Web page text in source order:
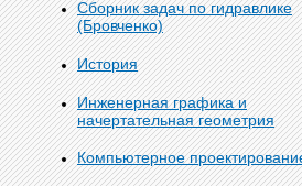
Сборник задач по гидравлике
(Бровченко)
История
Инженерная графика и
начертательная геометрия
Компьютерное